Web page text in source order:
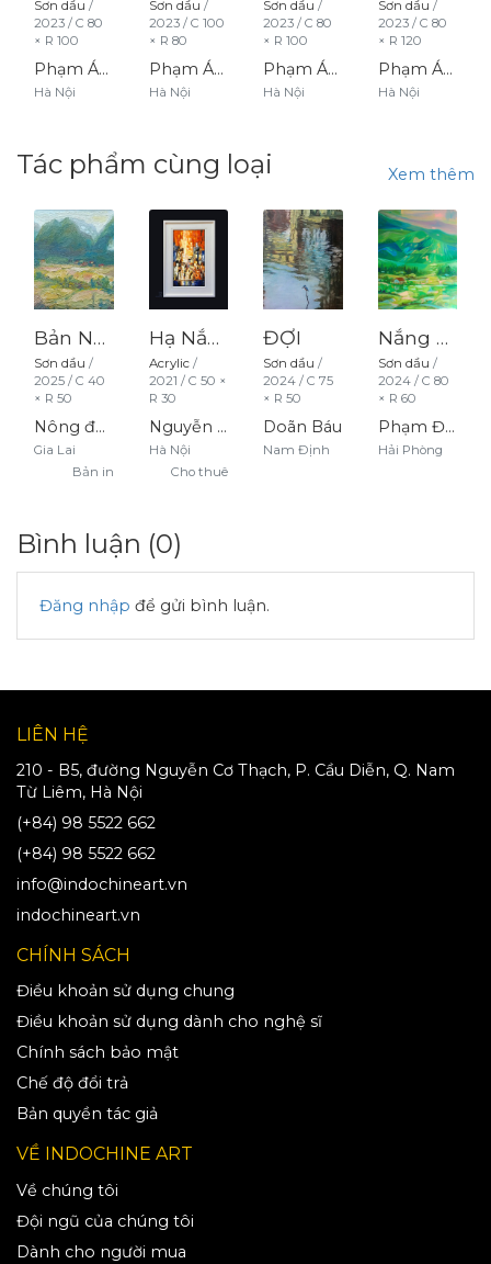
Sơn dầu /
2023 / C 80
× R 100
Phạm Ánh
Hà Nội
Sơn dầu /
2023/ C 100
× R 80
Phạm Ánh
Hà Nội
Sơn dầu /
2023 / C 80
× R 100
Phạm Ánh
Hà Nội
Sơn dầu /
2023/ C 80
× R 120
Phạm Ánh
Hà Nội
Tác phẩm cùng loại Xem thêm
Bản Nhận
Sơn dầu /
2025 / C 40
× R 50
Nông đức kiên
Gia Lai
Bản in
Hạ Nắng
Acrylic/
2021 / C 50 ×
R 30
Nguyễn Trường Yên
Hà Nội
Cho thuê
ĐỢI
Sơn dầu /
2024 / C 75
× R 50
Doãn Báu
Nam Định
Nắng xanh
Sơn dầu /
2024/ C 80
× R 60
Phạm Đình Tùng
Hải Phòng
Bình luận (0)
Đăng nhập để gửi bình luận.
LIÊN HỆ
210 - B5, đường Nguyễn Cơ Thạch, P. Cầu Diễn, Q. Nam
Từ Liêm, Hà Nội
(+84) 98 5522 662
(+84) 98 5522 662
info@indochineart.vn
indochineart.vn
CHÍNH SÁCH
Điều khoản sử dụng chung
Điều khoản sử dụng dành cho nghệ sĩ
Chính sách bảo mật
Chế độ đổi trả
Bản quyền tác giả
VỀ INDOCHINE ART
Về chúng tôi
Đội ngũ của chúng tôi
Dành cho người mua